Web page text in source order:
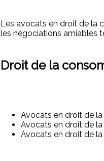
Les avocats en droit de la
les négociations amiables
Droit de la
Avocats en droit de
Avocats en droit de
Avocats en droit de